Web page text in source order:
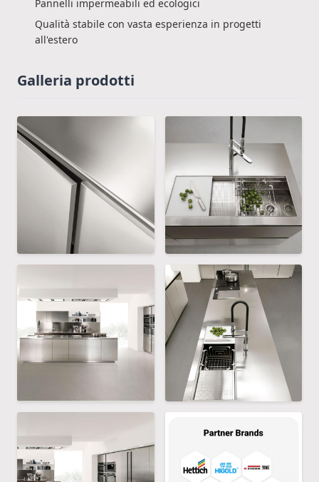
Pannelli impermeabili ed ecologici
Qualità stabile con vasta esperienza in progetti
all'estero
Galleria prodotti